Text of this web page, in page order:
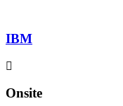
IBM
Onsite